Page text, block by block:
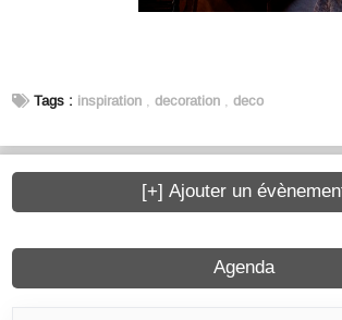
Tags : inspiration ,decoration ,deco
Agenda
[+] Ajouter un